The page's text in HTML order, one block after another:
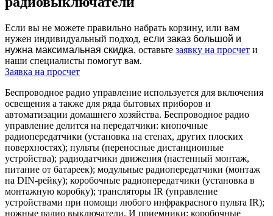
Если вы не можете правильно набрать корзину, или вам
нужен индивидуальный подход, если заказ большой и
нужна максимальная скидка, оставьте заявку на просчет и
наши специалисты помогут вам.
Заявка на просчет
Беспроводное радио управление используется для включения
освещения а также для ряда бытовых приборов и
автоматизации домашнего хозяйства. Беспроводное радио
управление делится на передатчики: кнопочные
радиопередатчики (установка на стенах, других плоских
поверхностях); пульты (переносные дистанционные
устройства); радиодатчики движения (настенный монтаж,
питание от батареек); модульные радиопередатчики (монтаж
на DIN-рейку); коробочные радиопередатчики (установка в
монтажную коробку); трансляторы IR (управление
устройствами при помощи любого инфракрасного пульта IR);
ножные радио выключатели. И приемники: коробочные